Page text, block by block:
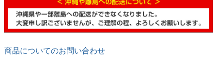
商品についてのお問い合わせ